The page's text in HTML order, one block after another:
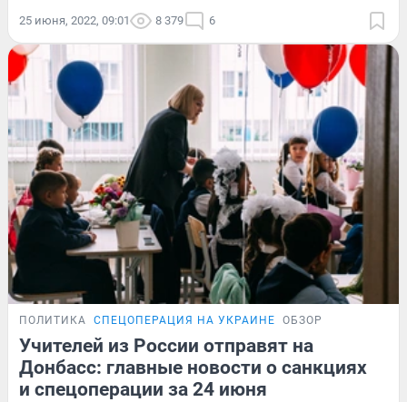
25 июня, 2022, 09:01 8 379 6
ПОЛИТИКА СПЕЦОПЕРАЦИЯ НА УКРАИНЕ ОБЗОР
Учителей из России отправят на
Донбасс: главные новости о санкциях
и спецоперации за 24 июня